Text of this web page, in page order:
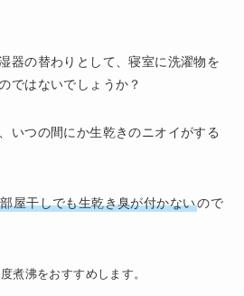
器の替わりとして、寝室に洗濯物を
ではないでしょうか？
いつの間にか生乾きのニオイがする
屋干しでも生乾き臭が付かないので
煮沸をおすすめします。